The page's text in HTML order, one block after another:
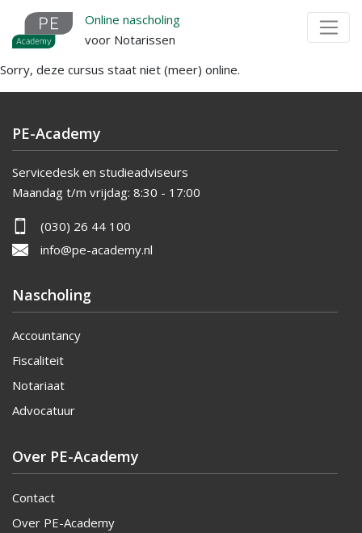
Overslaan
naar
de
inhoud
Online nascholing
voor Notarissen
Sorry, deze cursus staat niet (meer) online.
PE-Academy
Servicedesk en studieadviseurs
Maandag t/m vrijdag: 8:30 - 17:00
(030) 26 44 100
info@pe-academy.nl
Nascholing
Accountancy
Fiscaliteit
Notariaat
Advocatuur
Over PE-Academy
Contact
Over PE-Academy